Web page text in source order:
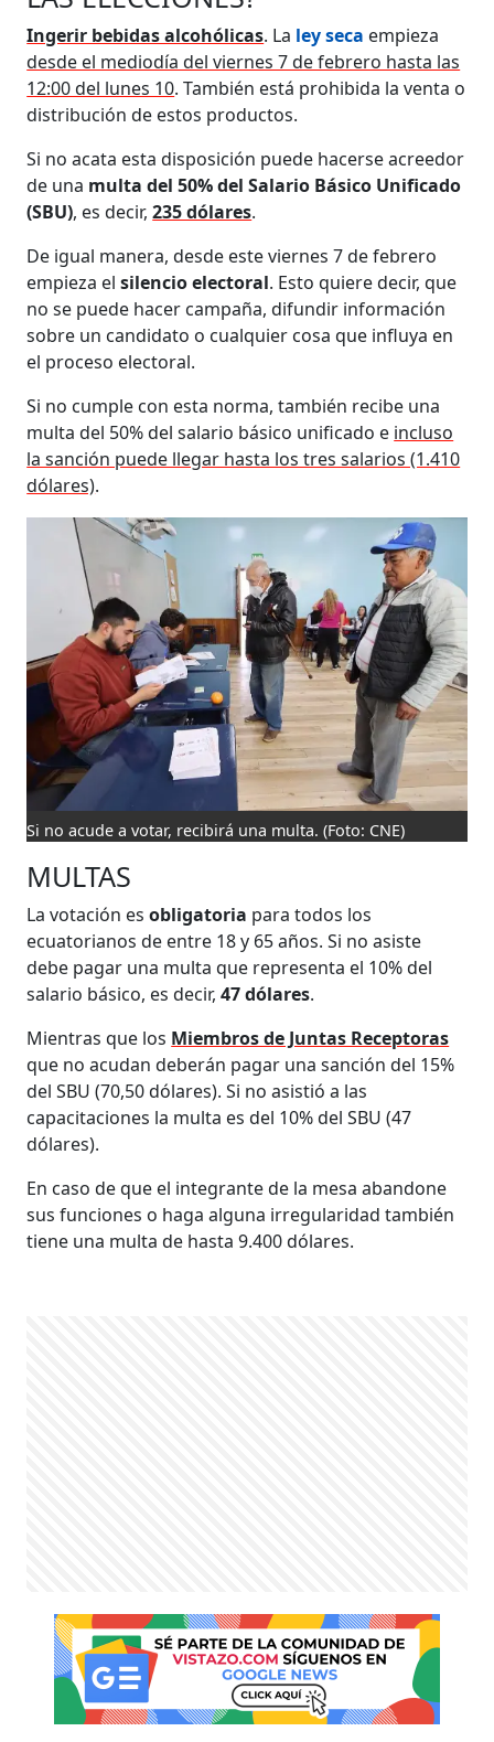
Ingerir bebidas alcohólicas. La ley seca empieza
desde el mediodía del viernes 7 de febrero hasta las
12:00 del lunes 10. También está prohibida la venta o
distribución de estos productos.
Si no acata esta disposición puede hacerse acreedor
de una multa del 50% del Salario Básico Unificado
(SBU), es decir,235 dólares.
De igual manera, desde este viernes 7 de febrero
empieza elsilencio electoral. Esto quiere decir, que
no se puede hacer campaña, difundir información
sobre un candidato o cualquier cosa que influya en
el proceso electoral.
Si no cumple con esta norma, también recibe una
multa del 50% del salario básico unificado e incluso
la sanción puede llegar hasta los tres salarios (1.410
dólares).
Si no acude a votar, recibirá una multa. (Foto: CNE)
MULTAS
La votación esobligatoria para todos los
ecuatorianos de entre 18 y 65 años. Si no asiste
debe pagar una multa que representa el 10% del
salario básico, es decir,47 dólares.
Mientras que los Miembros de Juntas Receptoras
que no acudan deberán pagar una sanción del 15%
del SBU (70,50 dólares). Si no asistió a las
capacitaciones la multa es del 10% del SBU (47
dólares).
En caso de que el integrante de la mesa abandone
sus funciones o haga alguna irregularidad también
tiene una multa de hasta 9.400 dólares.